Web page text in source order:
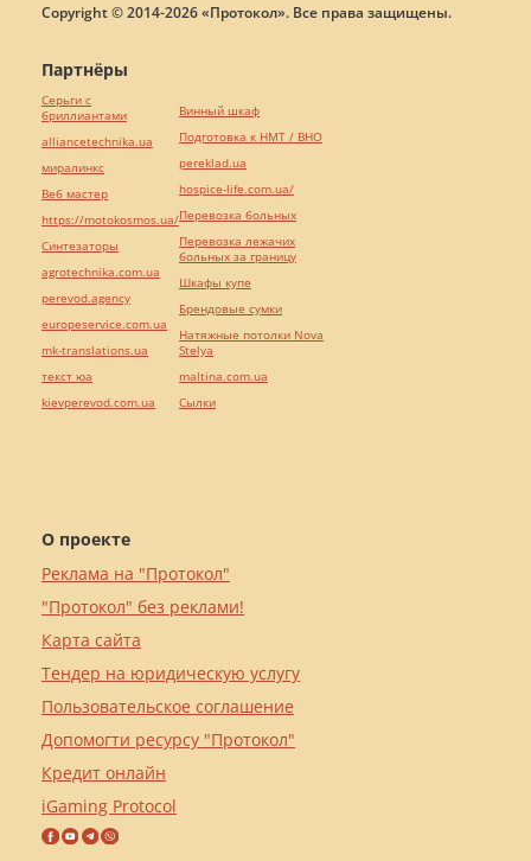
Copyright © 2014-2026 «Протокол». Все права защищены.
О проекте
Реклама на "Протокол"
"Протокол" без реклами!
Карта сайта
Тендер на юридическую услугу
Пользовательское соглашение
Допомогти ресурсу "Протокол"
Кредит онлайн
iGaming Protocol
Партнёры
Серьги с
бриллиантами
alliancetechnika.ua
миралинкс
Веб мастер
https://motokosmos.ua/
Синтезаторы
agrotechnika.com.ua
perevod.agency
europeservice.com.ua
mk-translations.ua
текст юа
kievperevod.com.ua
Винный шкаф
Подготовка к НМТ / ВНО
pereklad.ua
hospice-life.com.ua/
Перевозка больных
Перевозка лежачих
больных за границу
Шкафы купе
Брендовые сумки
Натяжные потолки Nova
Stelya
maltina.com.ua
Cылки